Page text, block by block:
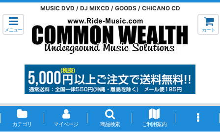
MUSIC DVD / DJ MIXCD / GOODS / CHICANO CD
メニュー カート
カテゴリ マイページ 商品検索 ご利用案内